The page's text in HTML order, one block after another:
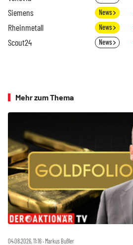
Siemens News
Rheinmetall News
Scout24 News
Mehr zum Thema
04.08.2026, 11:16 ‧ Markus Bußler